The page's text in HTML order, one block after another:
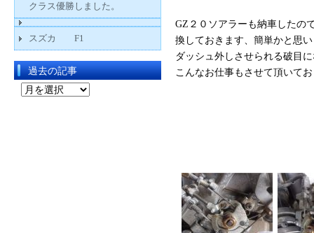
GZ２０ソアラーも納車したの
換しておきます、簡単かと思
ダッシュ外しさせられる破目
こんなお仕事もさせて頂いて
クラス優勝しました。
スズカ F1
過去の記事